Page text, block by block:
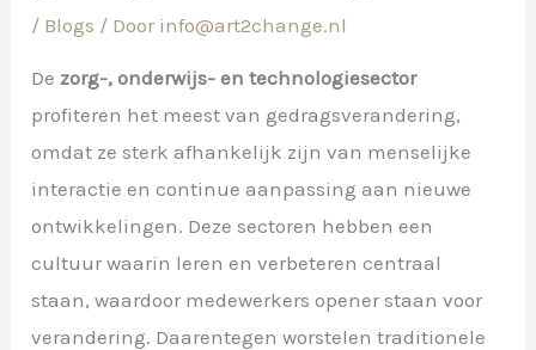
/ Blogs / Door info@art2change.nl
De zorg-, onderwijs- en technologiesector
profiteren het meest van gedragsverandering,
omdat ze sterk afhankelijk zijn van menselijke
interactie en continue aanpassing aan nieuwe
ontwikkelingen. Deze sectoren hebben een
cultuur waarin leren en verbeteren centraal
staan, waardoor medewerkers opener staan voor
verandering. Daarentegen worstelen traditionele